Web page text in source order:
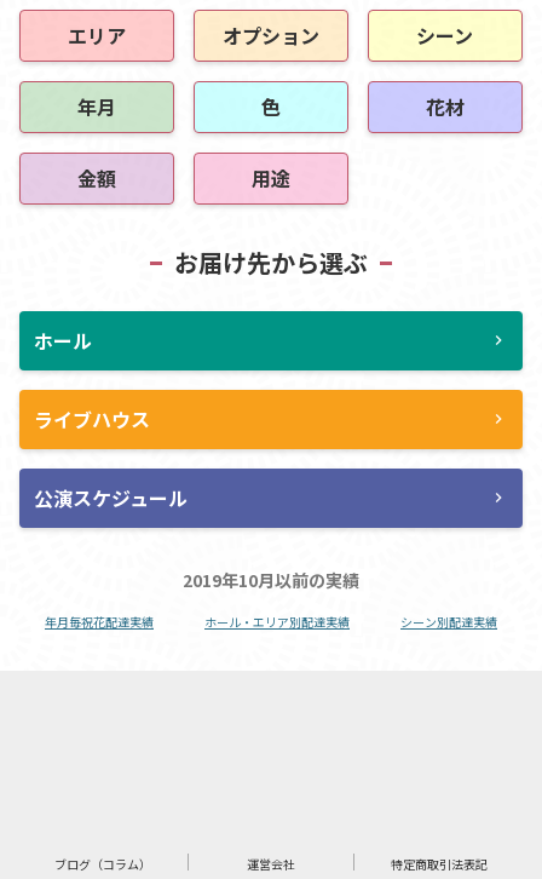
エリア オプション シーン
年月 色 花材
金額 用途
お届け先から選ぶ
ホール chevron_right
ライブハウス chevron_right
公演スケジュール chevron_right
2019年10月以前の実績
年月毎祝花配達実績 ホール・エリア別配達実績 シーン別配達実績
ブログ（コラム） 運営会社 特定商取引法表記